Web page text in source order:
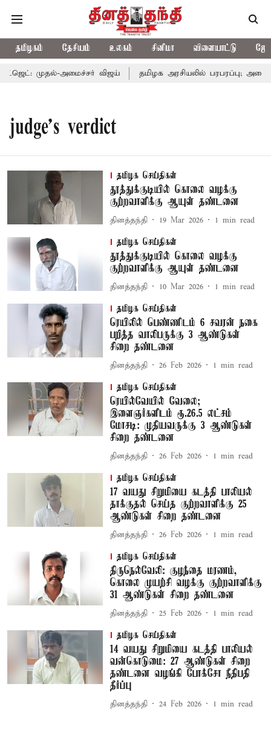
தமிழகம் தேசியம் உலகம் சினிமா விளையாட்டு
முதல்-அமைச்சர் விஜய் தமிழக அரசியலில் பரபரப்பு;
judge's verdict
தமிழக செய்திகள்
தூத்துக்குடியில் கொலை வழக்கு
குற்றவாளிக்கு ஆயுள் தண்டனை
தினத்தந்தி 19 Mar 2026 1 min read
தமிழக செய்திகள்
தூத்துக்குடியில் கொலை வழக்கு
குற்றவாளிக்கு ஆயுள் தண்டனை
தினத்தந்தி 10 Mar 2026 1 min read
தமிழக செய்திகள்
ரெயிலில் பெண்ணிடம் 6 சவரன் நகை
பறித்த வாலிபருக்கு 3 ஆண்டுகள்
சிறை தண்டனை
தினத்தந்தி 26 Feb 2026 1 min read
தமிழக செய்திகள்
ரெயில்வேயில் வேலை;
இளைஞர்களிடம் ரூ.26.5 லட்சம்
மோசடி: முதியவருக்கு 3 ஆண்டுகள்
சிறை தண்டனை
தினத்தந்தி 26 Feb 2026 1 min read
தமிழக செய்திகள்
17 வயது சிறுமியை கடத்தி பாலியல்
தாக்குதல் செய்த குற்றவாளிக்கு 25
ஆண்டுகள் சிறை தண்டனை
தினத்தந்தி 26 Feb 2026 1 min read
தமிழக செய்திகள்
திருநெல்வேலி: குழந்தை மரணம்,
கொலை முயற்சி வழக்கு குற்றவாளிக்கு
31 ஆண்டுகள் சிறை தண்டனை
தினத்தந்தி 25 Feb 2026 1 min read
தமிழக செய்திகள்
14 வயது சிறுமியை கடத்தி பாலியல்
வன்கொடுமை: 27 ஆண்டுகள் சிறை
தண்டனை வழங்கி போக்சோ நீதிபதி
தீர்ப்பு
தினத்தந்தி 24 Feb 2026 1 min read